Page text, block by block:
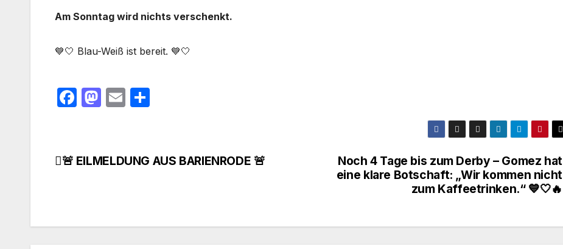
Am Sonntag wird nichts verschenkt.
💙🤍 Blau-Weiß ist bereit. 💙🤍
F
e
k
M
o
E
n
Beitragsnavigation
Noch 4 Tage bis zum Derby – Gomez hat
eine klare Botschaft: „Wir kommen nicht
zum Kaffeetrinken.“ 💙🤍🔥
🚨 EILMELDUNG AUS BARIENRODE 🚨